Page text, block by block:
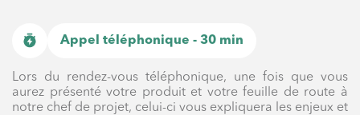
Appel téléphonique - 30 min
Lors du rendez-vous téléphonique, une fois que vous
aurez présenté votre produit et votre feuille de route à
notre chef de projet, celui-ci vous expliquera les enjeux et